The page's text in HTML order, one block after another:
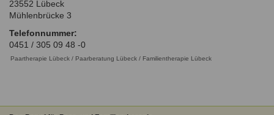
Qualitätssicherung
Qualität unserer Therapeuten
Familienthemen
Systemischer Ansatz
Ausbildungsinstitute
Information über Qualifikation
Liste der Fachverbände
Sitemap
Links
Formular zur Registrierung
23552 Lübeck
Mühlenbrücke 3
Telefonnummer:
0451 / 305 09 48 -0
Paartherapie Lübeck / Paarberatung Lübeck / Familientherapie Lübeck